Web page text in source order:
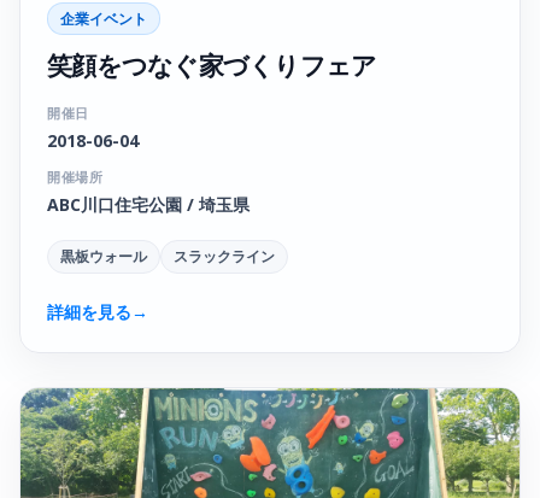
企業イベント
笑顔をつなぐ家づくりフェア
開催日
2018-06-04
開催場所
ABC川口住宅公園 / 埼玉県
黒板ウォール スラックライン
詳細を見る→